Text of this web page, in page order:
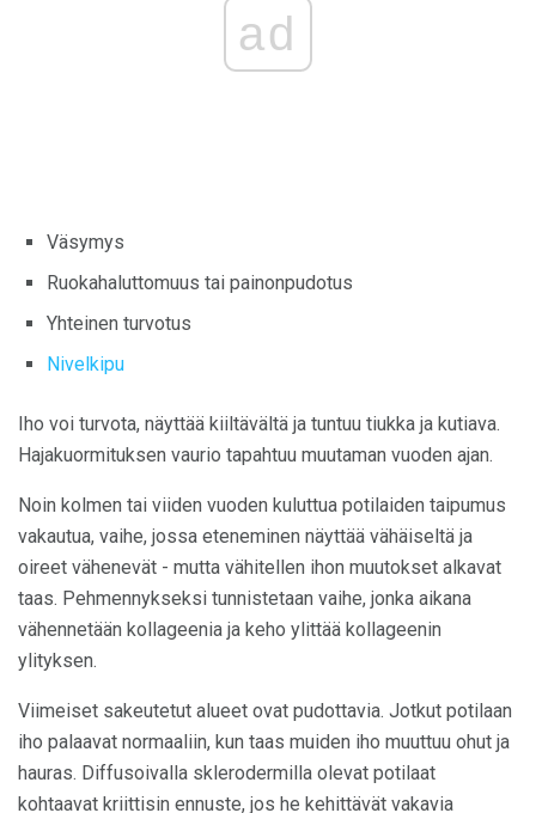
ad
Väsymys
Ruokahaluttomuus tai painonpudotus
Yhteinen turvotus
Nivelkipu
Iho voi turvota, näyttää kiiltävältä ja tuntuu tiukka ja kutiava.
Hajakuormituksen vaurio tapahtuu muutaman vuoden ajan.
Noin kolmen tai viiden vuoden kuluttua potilaiden taipumus
vakautua, vaihe, jossa eteneminen näyttää vähäiseltä ja
oireet vähenevät - mutta vähitellen ihon muutokset alkavat
taas. Pehmennykseksi tunnistetaan vaihe, jonka aikana
vähennetään kollageenia ja keho ylittää kollageenin
ylityksen.
Viimeiset sakeutetut alueet ovat pudottavia. Jotkut potilaan
iho palaavat normaaliin, kun taas muiden iho muuttuu ohut ja
hauras. Diffusoivalla sklerodermilla olevat potilaat
kohtaavat kriittisin ennuste, jos he kehittävät vakavia